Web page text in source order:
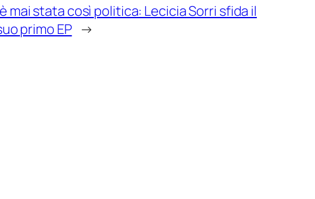
mai stata così politica: Lecicia Sorri sfida il
primo EP →